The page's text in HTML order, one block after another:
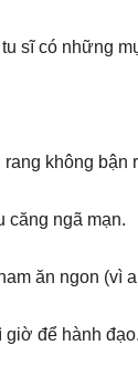
sĩ có những
rang không bận
căng ngã mạn.
ăn ngon (vì
giờ để hành đạo.